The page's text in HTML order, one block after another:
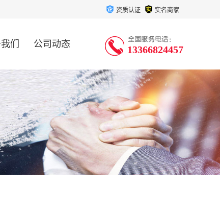
资质认证 实名商家
们 公司动态 13366824457